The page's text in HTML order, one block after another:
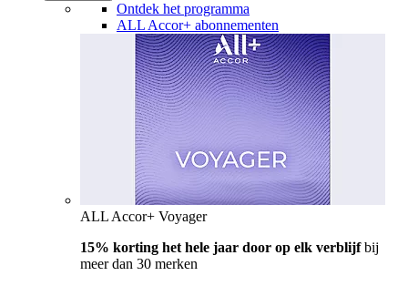
Ontdek het programma
ALL Accor+ abonnementen
ALL Accor+ Voyager
15% korting het hele jaar door op elk verblijfbij
meer dan 30 merken